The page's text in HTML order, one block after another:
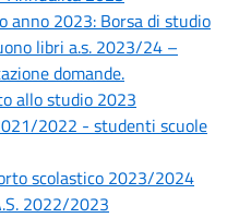
2023: Borsa di studio
libri a.s. 2023/24 –
domande.
allo studio 2023
2022 - studenti scuole
scolastico 2023/2024
2022/2023